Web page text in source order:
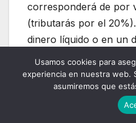
corresponderá de por
(tributarás por el
dinero líquido o en un
durante dos años y
que cumplas los 70
resto de tu vida el
bonificación fiscal
Usamos cookies para
experiencia en nuestra web.
asumiremos que